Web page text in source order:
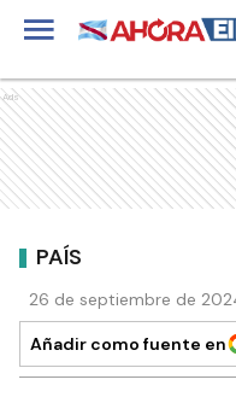
Ads
PAÍS
26 de septiembre de
Añadir como fuente en